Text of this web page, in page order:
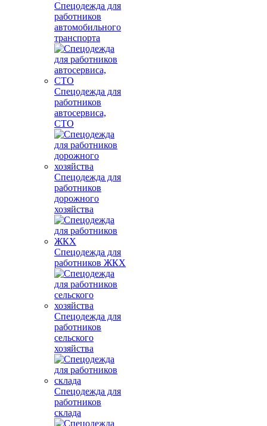
Спецодежда для
работников
автомобильного
транспорта
Спецодежда для
работников
автосервиса,
СТО
Спецодежда для
работников
дорожного
хозяйства
Спецодежда для
работников ЖКХ
Спецодежда для
работников
сельского
хозяйства
Спецодежда для
работников
склада